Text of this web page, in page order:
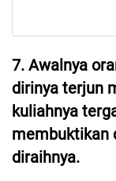
7. Awalnya
dirinya terjun
kuliahnya
membuktikan
diraihnya.